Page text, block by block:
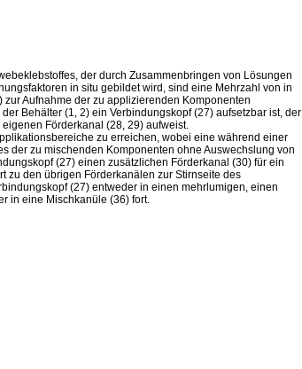
der durch Zusammenbringen von Lösungen
in situ gebildet wird, sind eine Mehrzahl von in
Aufnahme der zu applizierenden Komponenten
Behälter (1, 2) ein Verbindungskopf (27) aufsetzbar ist, der
Förderkanal (28, 29) aufweist.
zu erreichen, wobei eine während einer
der zu mischenden Komponenten ohne Auswechslung von
(27) einen zusätzlichen Förderkanal (30) für ein
zu den übrigen Förderkanälen zur Stirnseite des
(27) entweder in einen mehrlumigen, einen
in eine Mischkanüle (36) fort.